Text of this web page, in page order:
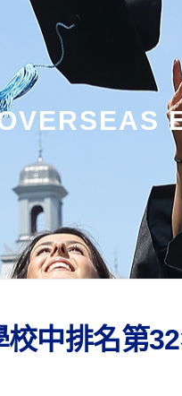
中排名第32